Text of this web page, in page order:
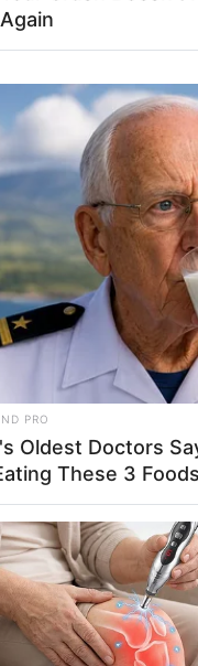
PRO
Oldest Doctors
These 3 Foods